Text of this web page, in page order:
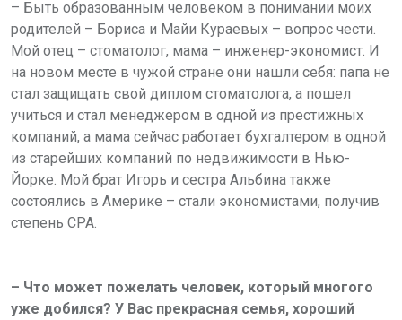
– Быть образованным человеком в понимании моих
родителей – Бориса и Майи Кураевых – вопрос чести.
Мой отец – стоматолог, мама – инженер-экономист. И
на новом месте в чужой стране они нашли себя: папа не
стал защищать свой диплом стоматолога, а пошел
учиться и стал менеджером в одной из престижных
компаний, а мама сейчас работает бухгалтером в одной
из старейших компаний по недвижимости в Нью-
Йорке. Мой брат Игорь и сестра Альбина также
состоялись в Америке – стали экономистами, получив
степень СРА.
– Что может пожелать человек, который многого
уже добился? У Вас прекрасная семья, хороший